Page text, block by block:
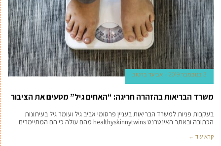
3 בנובמבר 2019 אביעד ברטוב
משרד הבריאות בהזהרה חריגה: “האחים גיל” מטעים את הציבור
בעקבות פניות למשרד הבריאות בעניין פרסומי אביב גיל ועומר גיל בעיתונות
הכתובה ובאתר האינטרנט healthyskinnytwins מהם עולה כי הם המתיימרים
קרא עוד ←